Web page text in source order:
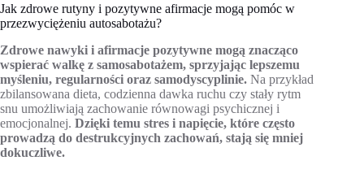
Jak zdrowe rutyny i pozytywne afirmacje mogą pomóc w
przezwyciężeniu autosabotażu?
Zdrowe nawyki i afirmacje pozytywne mogą znacząco
wspierać walkę z samosabotażem, sprzyjając lepszemu
myśleniu, regularności oraz samodyscyplinie. Na przykład
zbilansowana dieta, codzienna dawka ruchu czy stały rytm
snu umożliwiają zachowanie równowagi psychicznej i
emocjonalnej. Dzięki temu stres i napięcie, które często
prowadzą do destrukcyjnych zachowań, stają się mniej
dokuczliwe.